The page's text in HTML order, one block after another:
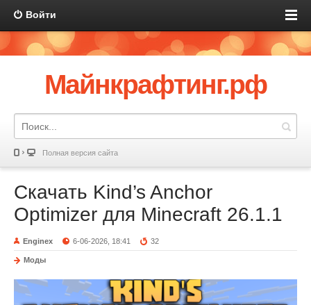
Войти
Майнкрафтинг.рф
Полная версия сайта
Скачать Kind’s Anchor
Optimizer для Minecraft 26.1.1
Enginex 6-06-2026, 18:41 32
Моды